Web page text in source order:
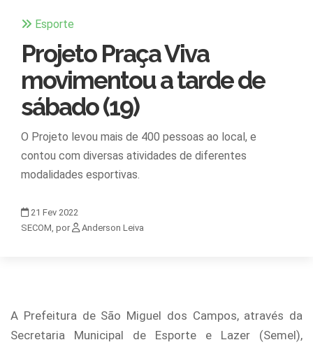
Esporte
Projeto Praça Viva
movimentou a tarde de
sábado (19)
O Projeto levou mais de 400 pessoas ao local, e
contou com diversas atividades de diferentes
modalidades esportivas.
21 Fev 2022
SECOM, por
Anderson Leiva
A Prefeitura de São Miguel dos Campos, através da
Secretaria Municipal de Esporte e Lazer (Semel),